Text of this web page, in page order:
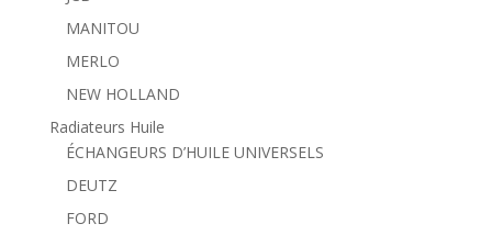
MANITOU
MERLO
NEW HOLLAND
Radiateurs Huile
ÉCHANGEURS D’HUILE UNIVERSELS
DEUTZ
FORD